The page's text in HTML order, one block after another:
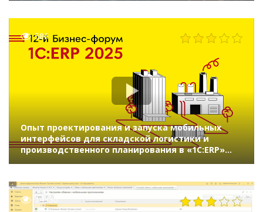
586
Опыт проектирования и запуска мобильных
интерфейсов для складской логистики и
производственного планирования в «1С:ERP»
«Дороничи»)
14330